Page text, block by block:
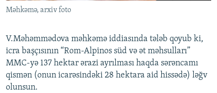
Məhkəmə, arxiv foto
V.Məhəmmədova məhkəmə iddiasında tələb qoyub ki,
icra başçısının “Rom-Alpinos süd və ət məhsulları”
MMC-yə 137 hektar ərazi ayrılması haqda sərəncamı
qismən (onun icarəsindəki 28 hektara aid hissədə) ləğv
olunsun.